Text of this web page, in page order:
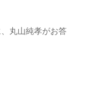
丸山純孝がお答